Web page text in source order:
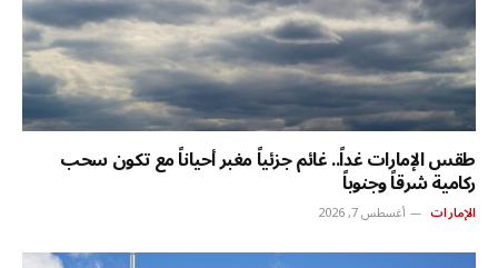
طقس الإمارات غداً.. غائم جزئياً مغبر أحياناً مع تكون سحب
ركامية شرقاً وجنوباً
الإمارات أغسطس 7, 2026